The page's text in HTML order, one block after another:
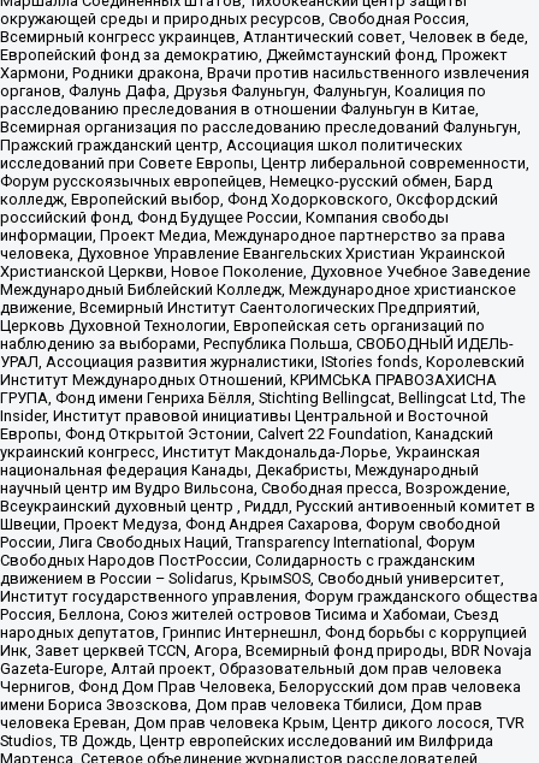
окружающей среды и природных ресурсов, Свободная Россия,
Всемирный конгресс украинцев, Атлантический совет, Человек в беде,
Европейский фонд за демократию, Джеймстаунский фонд, Прожект
Хармони, Родники дракона, Врачи против насильственного извлечения
органов, Фалунь Дафа, Друзья Фалуньгун, Фалуньгун, Коалиция по
расследованию преследования в отношении Фалуньгун в Китае,
Всемирная организация по расследованию преследований Фалуньгун,
Пражский гражданский центр, Ассоциация школ политических
исследований при Совете Европы, Центр либеральной современности,
Форум русскоязычных европейцев, Немецко-русский обмен, Бард
колледж, Европейский выбор, Фонд Ходорковского, Оксфордский
российский фонд, Фонд Будущее России, Компания свободы
информации, Проект Медиа, Международное партнерство за права
человека, Духовное Управление Евангельских Христиан Украинской
Христианской Церкви, Новое Поколение, Духовное Учебное Заведение
Международный Библейский Колледж, Международное христианское
движение, Всемирный Институт Саентологических Предприятий,
Церковь Духовной Технологии, Европейская сеть организаций по
наблюдению за выборами, Республика Польша, СВОБОДНЫЙ ИДЕЛЬ-
УРАЛ, Ассоциация развития журналистики, IStories fonds, Королевский
Институт Международных Отношений, КРИМСЬКА ПРАВОЗАХИСНА
ГРУПА, Фонд имени Генриха Бёлля, Stichting Bellingcat, Bellingcat Ltd, The
Insider, Институт правовой инициативы Центральной и Восточной
Европы, Фонд Открытой Эстонии, Calvert 22 Foundation, Канадский
украинский конгресс, Институт Макдональда-Лорье, Украинская
национальная федерация Канады, Декабристы, Международный
научный центр им Вудро Вильсона, Свободная пресса, Возрождение,
Всеукраинский духовный центр , Риддл, Русский антивоенный комитет в
Швеции, Проект Медуза, Фонд Андрея Сахарова, Форум свободной
России, Лига Свободных Наций, Transparеncy International, Форум
Свободных Народов ПостРоссии, Солидарность с гражданским
движением в России – Solidarus, КрымSOS, Свободный университет,
Институт государственного управления, Форум гражданского общества
Россия, Беллона, Союз жителей островов Тисима и Хабомаи, Съезд
народных депутатов, Гринпис Интернешнл, Фонд борьбы с коррупцией
Инк, Завет церквей TCCN, Агора, Всемирный фонд природы, BDR Novaja
Gazeta-Europe, Алтай проект, Образовательный дом прав человека
Чернигов, Фонд Дом Прав Человека, Белорусский дом прав человека
имени Бориса Звозскова, Дом прав человека Тбилиси, Дом прав
человека Ереван, Дом прав человека Крым, Центр дикого лосося, TVR
Studios, ТВ Дождь, Центр европейских исследований им Вилфрида
Мартенса, Сетевое объединение журналистов расследователей,